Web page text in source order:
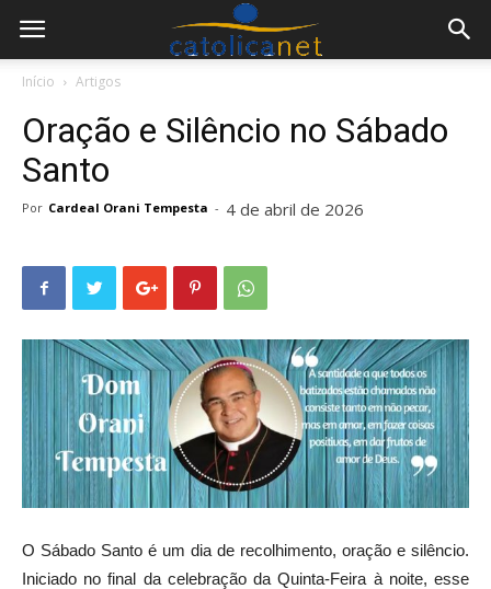
Início Artigos
Oração e Silêncio no Sábado
Santo
Por Cardeal Orani Tempesta - 4 de abril de 2026
O Sábado Santo é um dia de recolhimento, oração e silêncio.
Iniciado no final da celebração da Quinta-Feira à noite, esse